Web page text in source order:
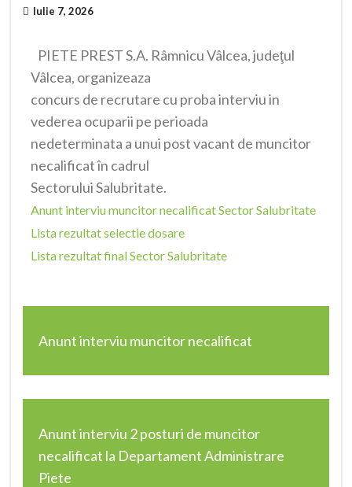
Iulie 7, 2026
PIETE PREST S.A. Râmnicu Vâlcea, judeţul
Vâlcea, organizeaza
concurs de recrutare cu proba interviu in
vederea ocuparii pe perioada
nedeterminata a unui post vacant de muncitor
necalificat în cadrul
Sectorului Salubritate.
Anunt interviu muncitor necalificat Sector Salubritate
Lista rezultat selectie dosare
Lista rezultat final Sector Salubritate
Anunt interviu muncitor necalificat
Anunt interviu 2 posturi de muncitor
necalificat la Departament Administrare
Piete